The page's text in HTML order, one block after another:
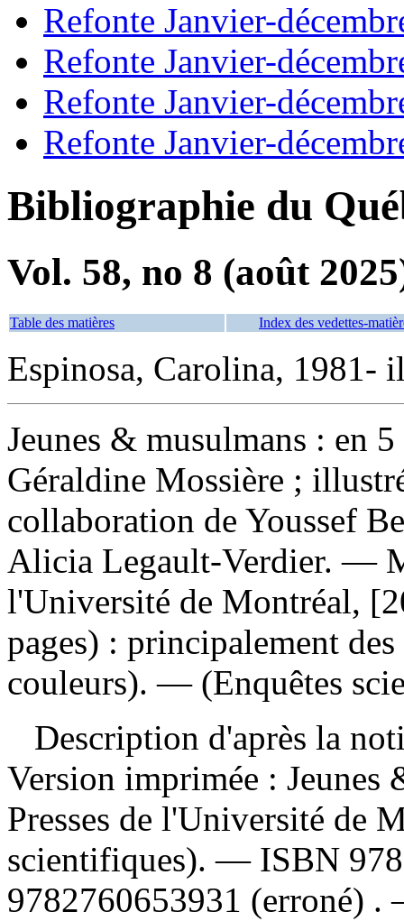
Refonte Janvier-
Refonte Janvier-
Refonte Janvier-
Refonte Janvier-
Bibliographie du
Vol. 58, no 8 (août
Table des matières Index des vedettes-
Espinosa, Carolina, 1981-
Jeunes & musulmans : en
Géraldine Mossière ;
collaboration de Youssef
Alicia Legault-Verdier. —
l'Université de Montréal,
pages) : principalement
couleurs). — (Enquêtes
Description d'après la
Version imprimée : Jeunes
Presses de l'Université de
scientifiques). — ISBN
9782760653931 (erroné)